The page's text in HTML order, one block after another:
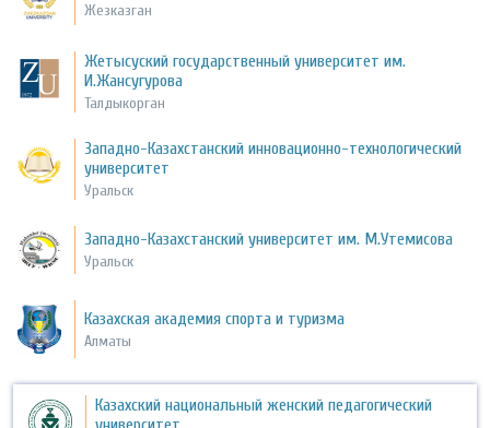
Жезказган
Жетысуский государственный университет им.
И.Жансугурова
Талдыкорган
Западно-Казахстанский инновационно-технологический
университет
Уральск
Западно-Казахстанский университет им. М.Утемисова
Уральск
Казахская академия спорта и туризма
Алматы
Казахский национальный женский педагогический